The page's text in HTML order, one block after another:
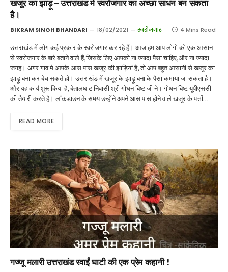
खजूर का झाड़ू – उत्तराखंड में स्वरोजगार का अच्छा साधन बन सकता
है।
BIKRAM SINGH BHANDARI 18/02/2021 स्वरोजगार 4 Mins Read
उत्तराखंड में लोग कई प्रकार के स्वरोजगार कर रहे हैं। आज हम आप लोगो को एक आसान
से स्वरोजगार के बारे बताने वाले हैं,जिसके लिए आपको ना ज्यादा पैसा चाहिए,और ना ज्यादा
जगह। अगर गाव मे आपके आस पास खजूर की झाड़ियां है, तो आप बहुत आसानी से खजूर का
झाड़ू बना कर बेच सकते हो। उत्तराखंड में खजूर के झाड़ू बना के पैसा कमाया जा सकता है।
और यह कार्य शुरू किया है, बेतालघाट निवासी श्री गोधन बिष्ट जी ने। गोधन बिष्ट यूपीएससी
की तैयारी करते है। लॉकडाउन के समय उन्होंने अपने आस पास होने वाले खजूर के पत्तों…
READ MORE
गज्जू मलारी उत्तराखंड रवाईं घाटी की एक प्रेम कहानी !